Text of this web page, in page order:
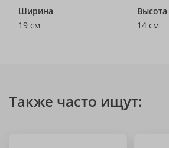
Ширина
19 см
Высота
14 см
Также часто ищут: